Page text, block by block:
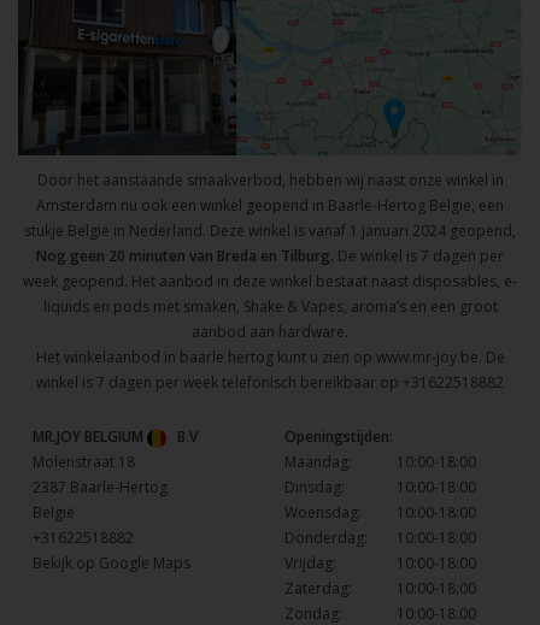
Door het aanstaande smaakverbod, hebben wij naast onze winkel in
Amsterdam nu ook een winkel geopend in Baarle-Hertog Belgie, een
stukje Belgie in Nederland. Deze winkel is vanaf 1 januari 2024 geopend,
Nog geen 20 minuten van Breda en Tilburg. De winkel is 7 dagen per
week geopend. Het aanbod in deze winkel bestaat naast disposables, e-
liquids en pods met smaken, Shake & Vapes, aroma’s en een groot
aanbod aan hardware.
Het winkelaanbod in baarle hertog kunt u zien op www.mr-joy.be. De
winkel is 7 dagen per week telefonisch bereikbaar op +31622518882
MR.JOY BELGIUM
B.V
Molenstraat 18
2387 Baarle-Hertog
België
+31622518882
Bekijk op Google Maps
Openingstijden:
Maandag:
10:00-18:00
Dinsdag:
10:00-18:00
Woensdag:
10:00-18:00
Donderdag:
10:00-18:00
Vrijdag:
10:00-18:00
Zaterdag:
10:00-18:00
Zondag:
10:00-18:00